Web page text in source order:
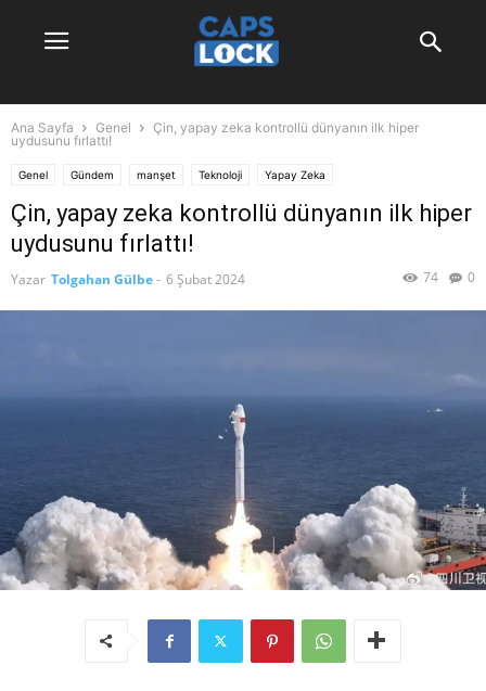
Ana Sayfa Genel
Çin, yapay zeka kontrollü dünyanın ilk hiper
uydusunu fırlattı!
Genel Gündem manşet Teknoloji Yapay Zeka
Çin, yapay zeka kontrollü dünyanın ilk hiper
uydusunu fırlattı!
Yazar Tolgahan Gülbe- 6 Şubat 2024 0
74